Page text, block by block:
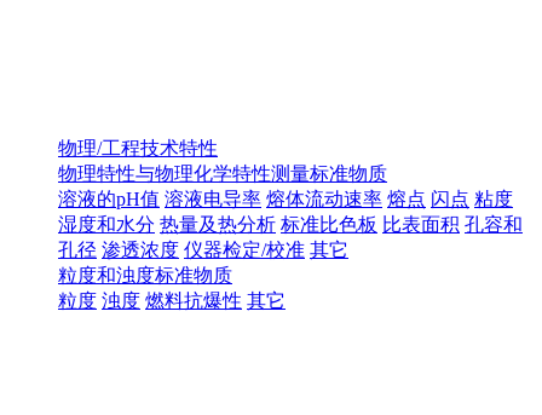
物理/工程技术特性
物理特性与物理化学特性测量标准物质
溶液的pH值 溶液电导率 熔体流动速率 熔点 闪点 粘度
湿度和水分 热量及热分析 标准比色板 比表面积 孔容和
孔径 渗透浓度 仪器检定/校准 其它
粒度和浊度标准物质
粒度 浊度 燃料抗爆性 其它